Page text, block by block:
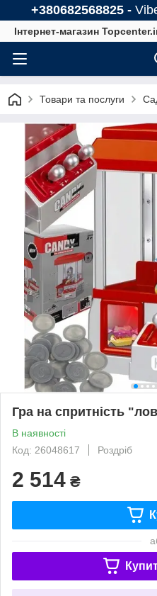
+380682568825 -
Інтернет-магазин
Товари та послуги
Гра на спритність
В наявності
Код: 26048617
Роздріб
2 514 ₴